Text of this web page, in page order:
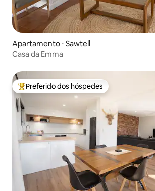
Apartamento ⋅ Sawtell
Casa da Emma
Entre os melhores preferidos dos hóspedes
Preferido dos hóspedes